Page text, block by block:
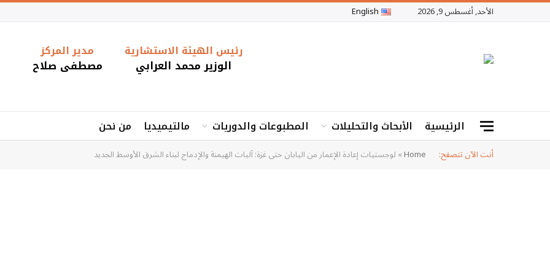
الأحد, أغسطس 9, 2026 English
رئيس الهيئة الاستشارية
الوزير محمد العرابي
مدير المركز
مصطفى صلاح
الرئيسية الأبحاث والتحليلات المطبوعات والدوريات مالتيميديا من نحن
أنت الآن تتصفح: Home
»لوجستيات إعادة الإعمار من اليابان حتى غزة: آليات الهيمنة والإدماج لبناء الشرق الأوسط الجديد